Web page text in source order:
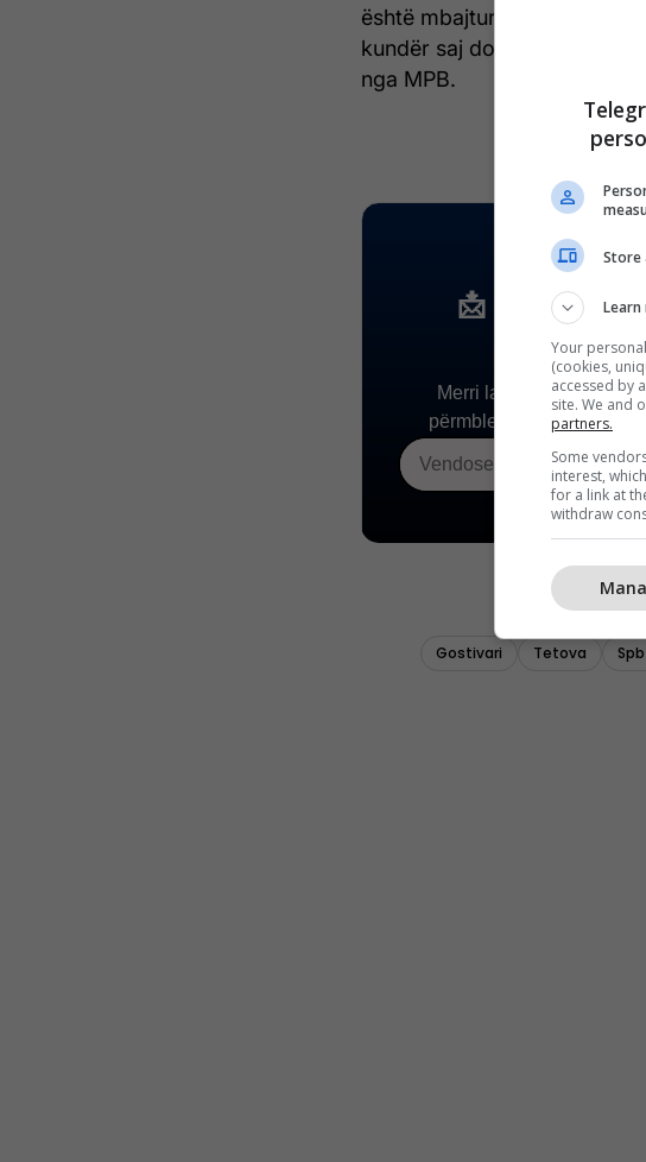
është mbajtur në stacionin
kundër saj do të ndiqet me
nga MPB.
Store
Your
(cookies,
accessed by
site. We and
partners.
Some
interest,
for a link at
withdraw